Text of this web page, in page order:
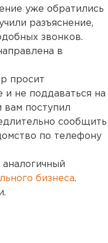
уже обратились
разъяснение,
звонков.
в
просит
и не поддаваться на
вам поступил
сообщить
по телефону
бизнеса.